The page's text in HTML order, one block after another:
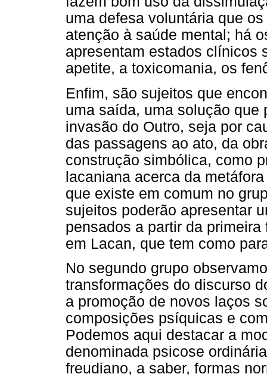
uma defesa voluntária que
atenção à saúde mental; há
apresentam estados clínicos
apetite, a toxicomania, os
Enfim, são sujeitos que
uma saída, uma solução que
invasão do Outro, seja por
das passagens ao ato, da
construção simbólica, como
lacaniana acerca da
que existe em comum no
sujeitos poderão apresentar
pensados a partir da
em Lacan, que tem como
No segundo grupo
transformações do discurso
a promoção de novos laços
composições psíquicas e
Podemos aqui destacar a
denominada psicose
freudiano, a saber, formas